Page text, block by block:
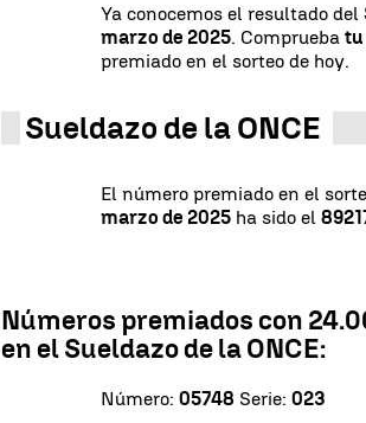
Ya conocemos el resultado del
marzo de 2025. Compruebatu
premiado en el sorteo de hoy.
Sueldazo de la ONCE
El número premiado en el
marzo de 2025 ha sido el
Números premiados con
en el Sueldazo de la ONCE:
Número:05748 Serie:023